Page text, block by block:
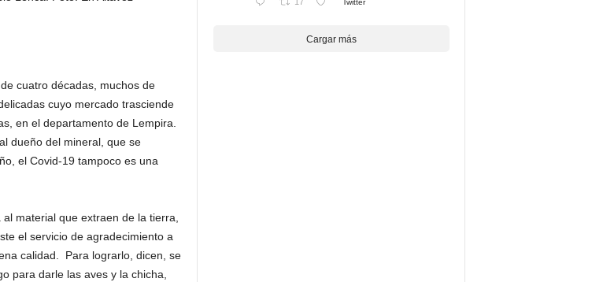
cuatro décadas, muchos de
cuyo mercado trasciende
en el departamento de Lempira.
dueño del mineral, que se
el Covid-19 tampoco es una
material que extraen de la tierra,
el servicio de agradecimiento a
calidad. Para lograrlo, dicen, se
para darle las aves y la chicha,
17
Cargar más